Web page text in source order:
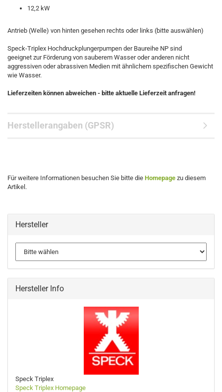
12,2 kW
Antrieb (Welle) von hinten gesehen rechts oder links (bitte auswählen)
Speck-Triplex Hochdruckplungerpumpen der Baureihe NP sind
geeignet zur Förderung von sauberem Wasser oder anderen nicht
aggressiven oder abrassiven Medien mit ähnlichem spezifischen Gewicht
wie Wasser.
Lieferzeiten können abweichen - bitte aktuelle Lieferzeit anfragen!
Herstellerangaben (GPSR)
Für weitere Informationen besuchen Sie bitte die Homepage zu diesem
Artikel.
Hersteller
Hersteller Info
Speck Triplex
Speck Triplex Homepage